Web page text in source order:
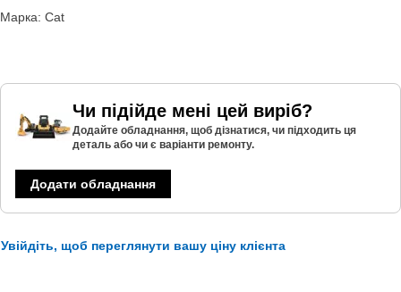
Марка: Cat
Чи підійде мені цей виріб?
Додайте обладнання, щоб дізнатися, чи підходить ця
деталь або чи є варіанти ремонту.
Додати обладнання
Увійдіть, щоб переглянути вашу ціну клієнта